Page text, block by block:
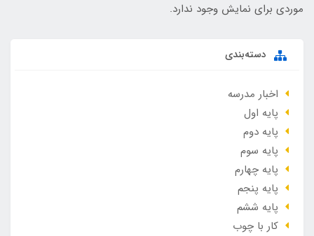
موردی برای نمایش وجود ندارد.
دسته‌بندی
اخبار مدرسه
پایه اول
پایه دوم
پایه سوم
پایه چهارم
پایه پنجم
پایه ششم
کار با چوب